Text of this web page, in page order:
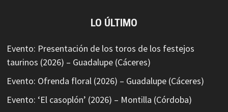
LO ÚLTIMO
Evento: Presentación de los toros de los festejos
taurinos (2026) – Guadalupe (Cáceres)
Evento: Ofrenda floral (2026) – Guadalupe (Cáceres)
Evento: ‘El casoplón’ (2026) – Montilla (Córdoba)